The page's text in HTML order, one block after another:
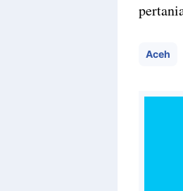
Aceh